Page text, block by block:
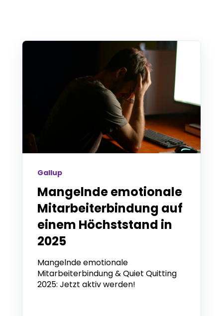
Gallup
Mangelnde emotionale
Mitarbeiterbindung auf
einem Höchststand in
2025
Mangelnde emotionale
Mitarbeiterbindung & Quiet Quitting
2025: Jetzt aktiv werden!